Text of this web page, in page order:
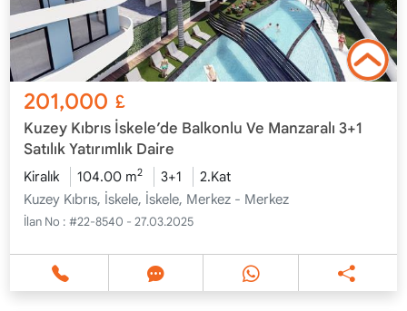
201,000 £
Kuzey Kıbrıs İskele’de Balkonlu Ve Manzaralı 3+1
Satılık Yatırımlık Daire
Kiralık 104.00 m2 3+1
2.Kat
Kuzey Kıbrıs, İskele, İskele, Merkez - Merkez
İlan No : #22-8540 - 27.03.2025